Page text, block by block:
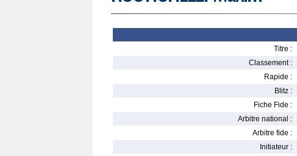
Titre :
Classement :
Rapide :
Blitz :
Fiche Fide :
Arbitre national :
Arbitre fide :
Initiateur :